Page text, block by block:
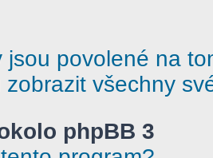
jsou povolené na
zobrazit všechny
phpBB 3